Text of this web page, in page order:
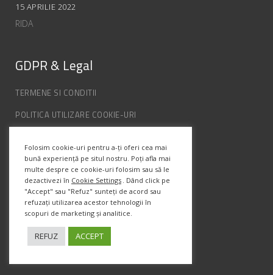
15 APRILIE 2022
RIDA
GDPR & Legal
TERMENE SI CONDITII
POLITICA UTILIZARE COOKIE-URI
ANPC
Info Contact
Str. Semenic, Nr.1, Ap.5, Timisoara.
Telefon:(+4) 0747 066 701
Folosim cookie-uri pentru a-ți oferi cea mai
bună experiență pe situl nostru. Poți afla mai
multe despre ce cookie-uri folosim sau să le
dezactivezi în Cookie Settings . Dând click pe
"Accept" sau "Refuz" sunteți de acord sau
refuzați utilizarea acestor tehnologii în
scopuri de marketing și analitice.
REFUZ ACCEPT